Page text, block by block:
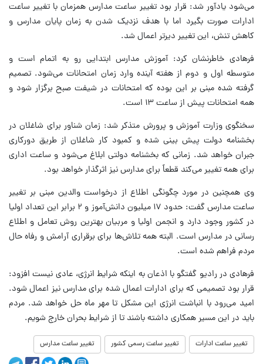
می‌شود یادآور شد: قرار بود تغییر ساعت مدارس همزمان با تغییر ساعت
ادارات صورت بگیرد اما با هدف نزدیک شدن به زمان پایان مدارس و
کاهش تنش، این تغییر دیرتر اعمال شد.
فرهادی خاطرنشان کرد: آموزش مدارس ابتدایی رو به اتمام است و
متوسطه اول و دوم از هفته آینده وارد زمان امتحانات می‌شود. تصمیم
گرفته شده مبنی بر این بوده که امتحانات در شیفت صبح برگزار شود و
همه امتحانات پیش از ساعت ۱۳ است.
سخنگوی وزارت آموزش و پرورش متذکر شد: زمان شناور برای شاغلان در
بخشنامه دولت پیش بینی شده و کمبود کار شاغلان از طریق دورکاری
جبران خواهد شد. زمانی که بخشنامه دولتی ابلاغ می‌شود و ساعت اداری
برای همه تغییر می‌کند قطعاً برای مدارس نیز اثرگذار خواهد بود.
وی همچنین در مورد چگونگی اطلاع از درخواست والدین مبنی بر تغییر
ساعت مدارس گفت: حدود ۱۷ میلیون دانش‌آموز و ۲ برابر این تعداد اولیا
در کشور وجود دارد و انجمن اولیا و مربیان بهترین روش تعامل و اطلاع
رسانی در مدارس است. البته همه تلاش‌ها برای برقراری آرامش و رفاه حال
مردم فراهم شده است.
فرهادی در رادیو گفتگو با اذعان به اینکه شرایط انرژی، عادی نیست افزود:
قرار بود تصمیمی که برای ادارات اعمال شده برای مدارس نیز اعمال شود.
امید می‌رود با انباشت انرژی این مشکل تا مهر ماه حل خواهد شد. مردم
باید در این مسیر همکاری داشته باشند تا از شرایط بحران خارج شویم.
تغییر ساعت ادارات تغییر ساعت رسمی کشور تغییر ساعت مدارس